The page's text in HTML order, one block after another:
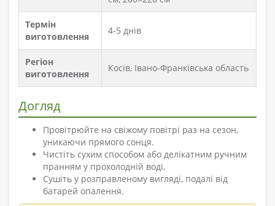
Термін
виготовлення
4-5 днів
Регіон
виготовлення
Косів, Івано-Франківська область
Догляд
Провітрюйте на свіжому повітрі раз на сезон,
уникаючи прямого сонця.
Чистіть сухим способом або делікатним ручним
пранням у прохолодній воді.
Сушіть у розправленому вигляді, подалі від
батарей опалення.